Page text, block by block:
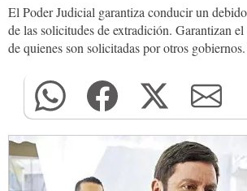
El Poder Judicial garantiza conducir un
de las solicitudes de extradición. Garantizan el
de quienes son solicitadas por otros gobiernos.